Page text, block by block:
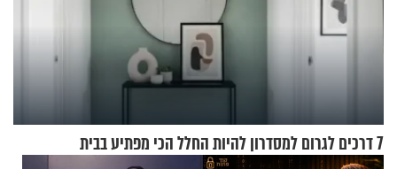
7 דרכים לגרום למסדרון להיות החלל הכי מפתיע בבית